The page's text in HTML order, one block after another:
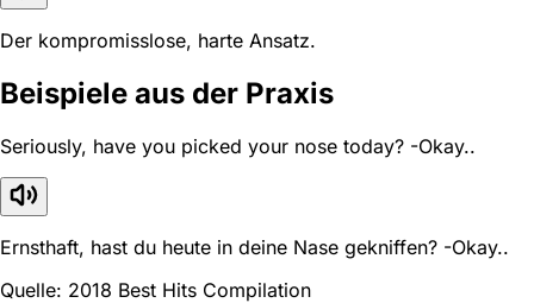
Der kompromisslose, harte Ansatz.
Beispiele aus der Praxis
Seriously, have you picked your nose today? -Okay..
Ernsthaft, hast du heute in deine Nase gekniffen? -Okay..
Quelle: 2018 Best Hits Compilation